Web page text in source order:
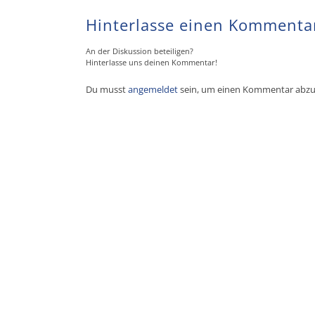
Hinterlasse einen
An der Diskussion beteiligen?
Hinterlasse uns deinen Kommentar!
Du musstangemeldetsein, um einen Kommentar